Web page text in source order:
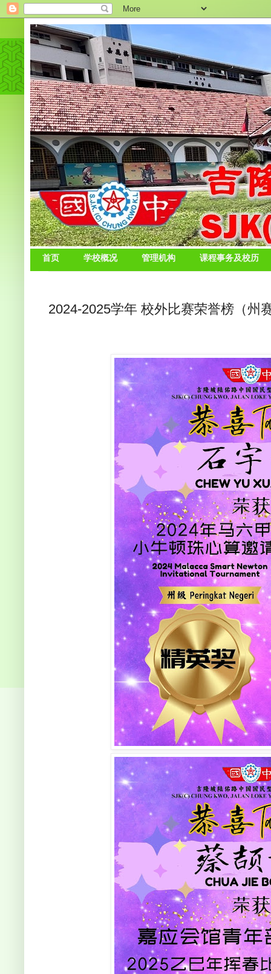
首页 学校概况 管理机构 课程事务及校历
2024-2025学年 校外比赛荣誉榜（州